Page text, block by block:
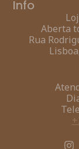
Info
Aberta
Rua